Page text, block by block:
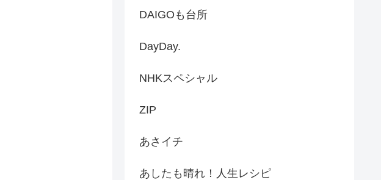
DAIGOも台所
DayDay.
NHKスペシャル
ZIP
あさイチ
あしたも晴れ！人生レシピ